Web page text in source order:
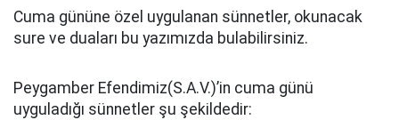
Cuma gününe özel uygulanan sünnetler, okunacak
sure ve duaları bu yazımızda bulabilirsiniz.
Peygamber Efendimiz(S.A.V.)’in cuma günü
uyguladığı sünnetler şu şekildedir: